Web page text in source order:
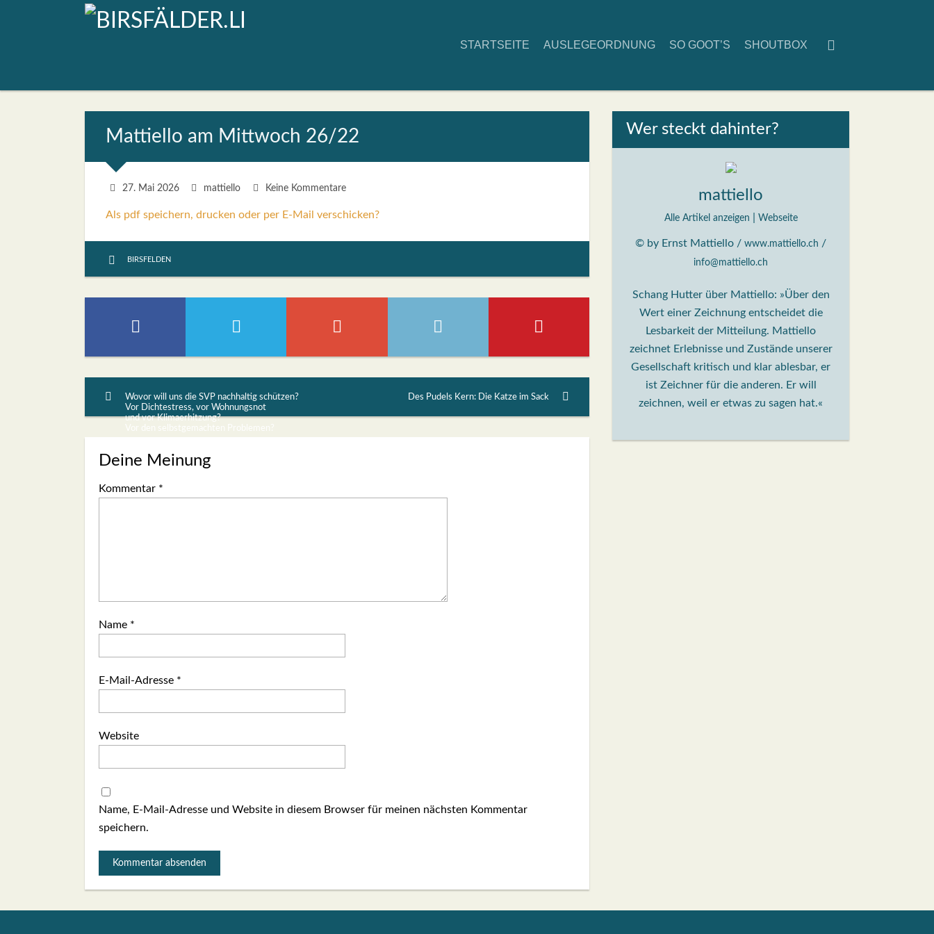
START­SEI­TE AUS­LE­GE­ORD­NUNG SO GOOT’S SHOUT­BOX
Mat­ti­el­lo am Mitt­woch 26/22
27. Mai 2026 mattiello Keine Kommentare
Als pdf speichern, drucken oder per E-Mail verschicken?
BIRSFELDEN
Wovor will uns die SVP nachhaltig schützen?
Vor Dichtestress, vor Wohnungsnot
und vor Klimaerhitzung?
Vor den selbstgemachten Problemen?
Des Pudels Kern: Die Katze im Sack
Deine Meinung
Kommentar *
Name *
E-Mail-Adresse *
Website
Name, E-Mail-Adresse und Website in diesem Browser für meinen nächsten Kommentar
speichern.
Wer steckt dahin­ter?
mattiello
Alle Artikel anzeigen Webseite
© by Ernst Mattiello / www.mattiello.ch /
info@mattiello.ch
Schang Hutter über Mattiello: »Über den
Wert einer Zeichnung entscheidet die
Lesbarkeit der Mitteilung. Mattiello
zeichnet Erlebnisse und Zustände unserer
Gesellschaft kritisch und klar ablesbar, er
ist Zeichner für die anderen. Er will
zeichnen, weil er etwas zu sagen hat.«